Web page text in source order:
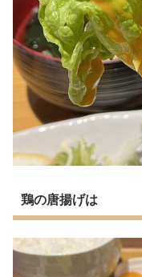
鶏の唐揚げは